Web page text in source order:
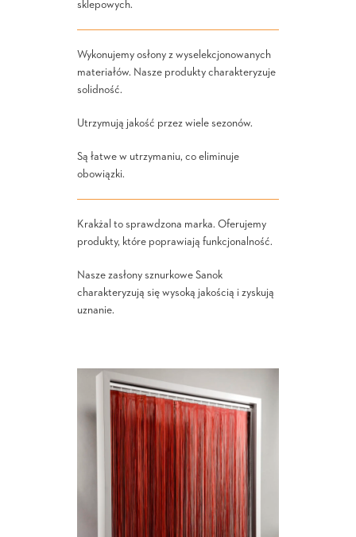
sklepowych.
Wykonujemy osłony z wyselekcjonowanych
materiałów. Nasze produkty charakteryzuje
solidność.
Utrzymują jakość przez wiele sezonów.
Są łatwe w utrzymaniu, co eliminuje
obowiązki.
Krakżal to sprawdzona marka. Oferujemy
produkty, które poprawiają funkcjonalność.
Nasze zasłony sznurkowe Sanok
charakteryzują się wysoką jakością i zyskują
uznanie.